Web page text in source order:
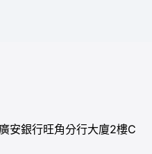
安銀行旺角分行大廈2樓C